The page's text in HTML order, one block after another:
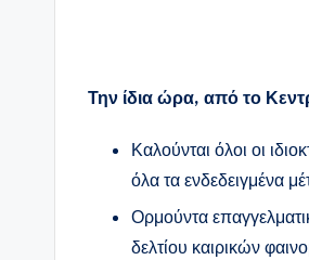
Την ίδια ώρα, από το
Καλούνται όλοι οι
όλα τα ενδεδειγμένα
Ορμούντα
δελτίου καιρικών